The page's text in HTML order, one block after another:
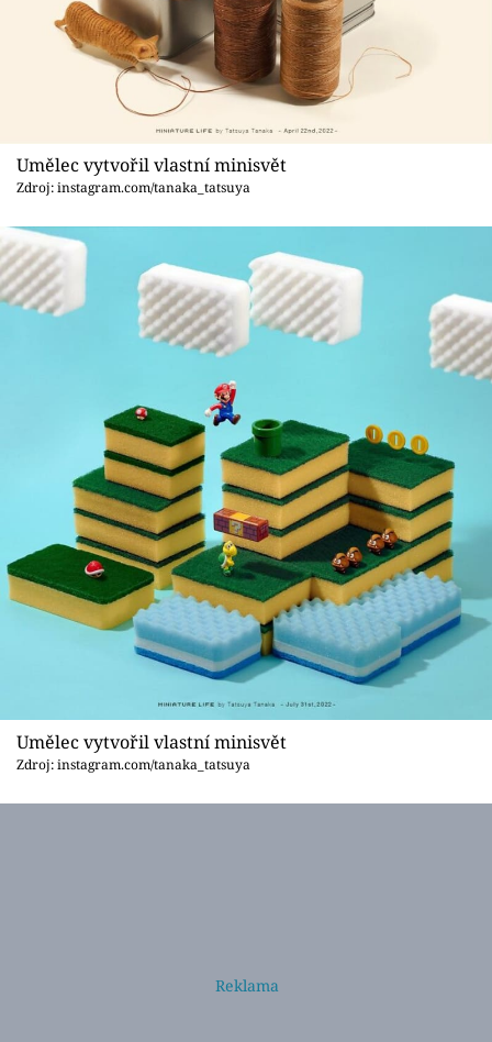
Umělec vytvořil vlastní minisvět
Zdroj: instagram.com/tanaka_tatsuya
Umělec vytvořil vlastní minisvět
Zdroj: instagram.com/tanaka_tatsuya